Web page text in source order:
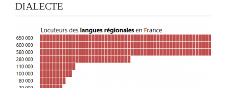
DIALECTE